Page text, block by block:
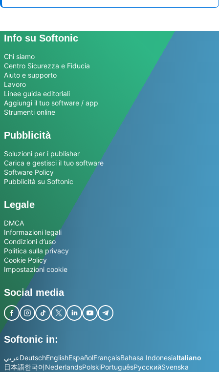
Info su Softonic
Chi siamo
Centro Sicurezza e Fiducia
Aiuto e supporto
Lavoro
Linee guida editoriali
Aggiungi il tuo software / app
Strumenti online
Pubblicità
Soluzioni per i publisher
Carica e gestisci il tuo software
Software Policy
Pubblicità su Softonic
Legale
DMCA
Informazioni legali
Condizioni d’uso
Politica sulla privacy
Cookie Policy
Impostazioni cookie
Social media
Softonic in:
عربيDeutschEnglishEspañolFrançaisBahasa IndonesiaItaliano
日本語한국어NederlandsPolskiPortuguêsРусскийSvenska